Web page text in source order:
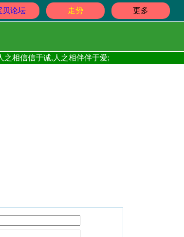
贝论坛 走势 更多
之相信信于诚,人之相伴伴于爱;